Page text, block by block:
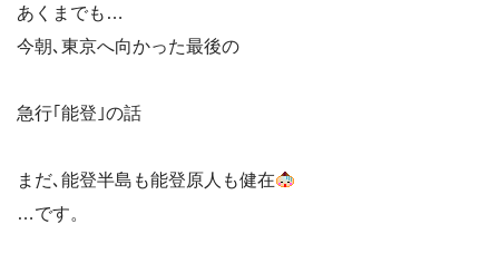
あくまでも…
今朝､東京へ向かった最後の
急行｢能登｣の話
まだ､能登半島も能登原人も健在
…です。